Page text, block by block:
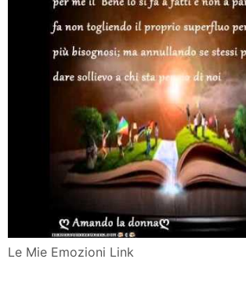
Le Mie Emozioni Link